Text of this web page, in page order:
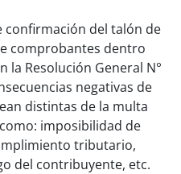
confirmación del talón de
comprobantes dentro
la Resolución General N°
negativas de
distintas de la multa
imposibilidad de
tributario,
del contribuyente, etc.